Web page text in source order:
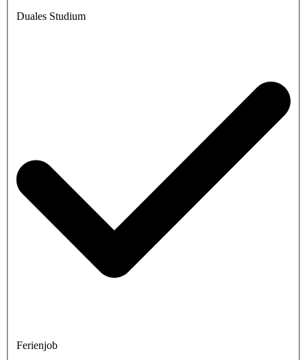
Duales Studium
Ferienjob